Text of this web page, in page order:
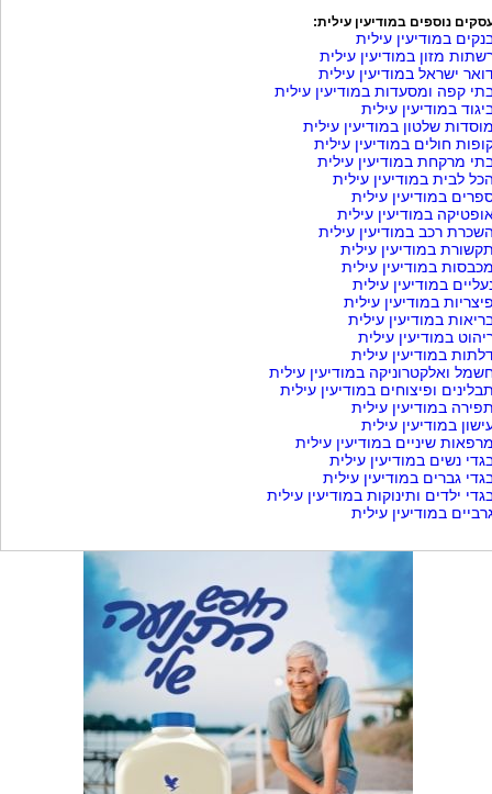
נוספים במודיעין עילית:
במודיעין עילית
מזון במודיעין עילית
ישראל במודיעין עילית
קפה ומסעדות במודיעין עילית
במודיעין עילית
שלטון במודיעין עילית
חולים במודיעין עילית
מרקחת במודיעין עילית
לבית במודיעין עילית
במודיעין עילית
במודיעין עילית
רכב במודיעין עילית
במודיעין עילית
במודיעין עילית
במודיעין עילית
במודיעין עילית
במודיעין עילית
במודיעין עילית
במודיעין עילית
ואלקטרוניקה במודיעין עילית
ופיצוחים במודיעין עילית
במודיעין עילית
במודיעין עילית
שיניים במודיעין עילית
נשים במודיעין עילית
גברים במודיעין עילית
ילדים ותינוקות במודיעין עילית
במודיעין עילית